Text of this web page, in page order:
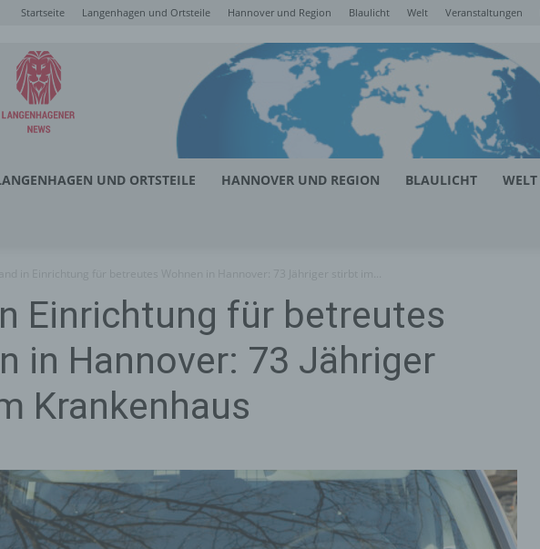
Startseite Langenhagen und Ortsteile Hannover und Region Blaulicht Welt Veranstaltungen
Langenhagener
News
UND ORTSTEILE HANNOVER UND REGION BLAULICHT WELT
Einrichtung für betreutes
in Hannover: 73 Jähriger
Krankenhaus